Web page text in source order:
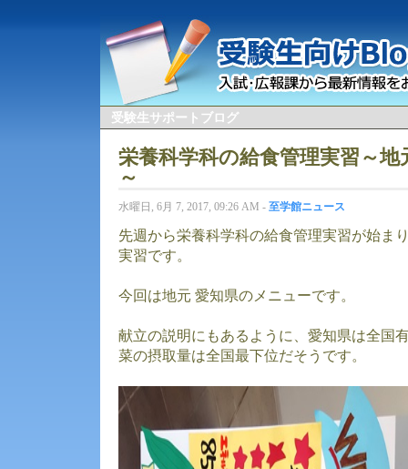
受験生サポートブログ
栄養科学科の給食管理実習～
～
水曜日, 6月 7, 2017, 09:26 AM - 至学館ニュース
先週から栄養科学科の給食管理実習が始ま
実習です。
今回は地元 愛知県のメニューです。
献立の説明にもあるように、愛知県は全国
菜の摂取量は全国最下位だそうです。